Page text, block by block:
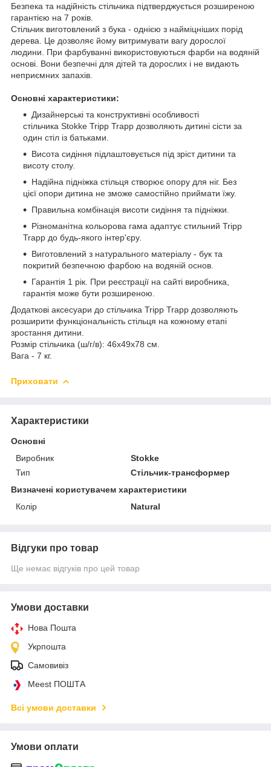
Безпека та надійність стільчика підтверджується розширеною
гарантією на 7 років.
Стільчик виготовлений з бука - однією з найміцніших порід
дерева. Це дозволяє йому витримувати вагу дорослої
людини. При фарбуванні використовуються фарби на водяній
основі. Вони безпечні для дітей та дорослих і не видають
неприємних запахів.
Основні характеристики:
Дизайнерські та конструктивні особливості
стільчика Stokke Tripp Trapp дозволяють дитині сісти за
один стіл із батьками.
Висота сидіння підлаштовується під зріст дитини та
висоту столу.
Надійна підніжка стільця створює опору для ніг. Без
цієї опори дитина не зможе самостійно приймати їжу.
Правильна комбінація висоти сидіння та підніжки.
Різноманітна кольорова гама адаптує стильний Tripp
Trapp до будь-якого інтер'єру.
Виготовлений з натурального матеріалу - бук та
покритий безпечною фарбою на водяній основ.
Гарантія 1 рік. При реєстрації на сайті виробника,
гарантія може бути розширеною.
Додаткові аксесуари до стільчика Tripp Trapp дозволяють
розширити функціональність стільця на кожному етапі
зростання дитини.
Розмір стільчика (ш/г/в): 46х49х78 см.
Вага - 7 кг.
Приховати
Характеристики
Основні
Виробник
Stokke
Тип
Стільчик-трансформер
Визначені користувачем характеристики
Колір
Natural
Відгуки про товар
Ще немає відгуків про цей товар
Умови доставки
Нова Пошта
Укрпошта
Самовивіз
Meest ПОШТА
Всі умови доставки
Умови оплати